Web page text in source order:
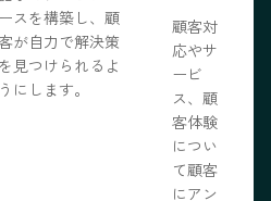
ースを構築し、顧
が自力で解決策
を見つけられるよ
うにします。
顧客対
応やサ
ービ
ス、顧
客体験
につい
て顧客
にアン